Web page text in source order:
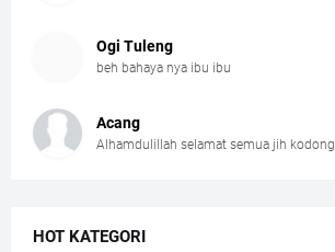
Ogi Tuleng
beh bahaya nya ibu ibu
Acang
Alhamdulillah selamat semua jih kodong
HOT KATEGORI